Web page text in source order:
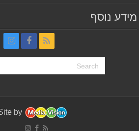
נוסף
A Site by